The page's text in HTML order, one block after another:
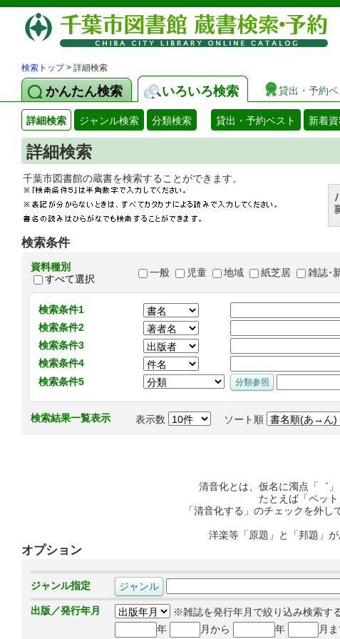
検索トップ> 詳細検索
かんたん検索 いろいろ検索 貸出・予約ベ
詳細検索 ジャンル検索 分類検索 貸出・予約ベスト 新着
詳細検索
千葉市図書館の蔵書を検索することができます。
検索条件
資料種別
すべて選択
一般 児童 地域 紙芝居 雑誌･
検索条件1
検索条件2
検索条件3
検索条件4
検索条件5
検索結果一覧表示 表示数 ソート順
清音化とは、仮名に濁点「゛
たとえば「ペッ
「清音化する」のチェックを外
洋楽等「原題」と「邦題」
オプション
ジャンル指定
出版／発行年月
※雑誌を発行年月で絞り込み検索す
年
月から 年 月